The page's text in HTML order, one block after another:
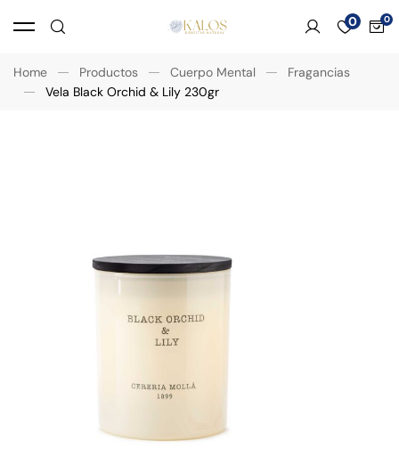
0
Home Productos Cuerpo Mental
Fragancias
Vela Black Orchid & Lily 230gr